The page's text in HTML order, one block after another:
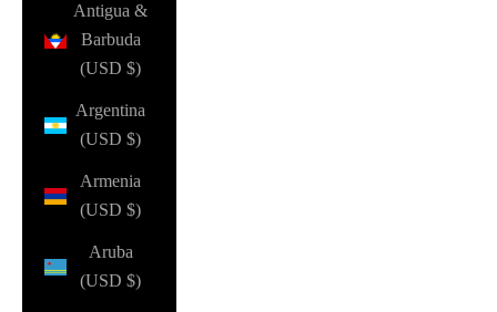
Antigua &
Barbuda
(USD $)
Argentina
(USD $)
Armenia
(USD $)
Aruba
(USD $)